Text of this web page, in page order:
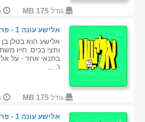
גודל175 MB
אלישע עונה 1 - פרק 3
וחצי בכיס. חייו
בתנאי אחד - על
ו'. ...
גודל175 MB
אלישע עונה 1 - פרק 2